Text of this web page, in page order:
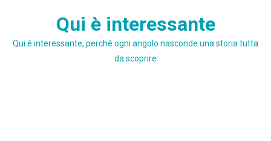
Qui è interessante
Qui è interessante, perché ogni angolo nasconde una storia tutta
da scoprire